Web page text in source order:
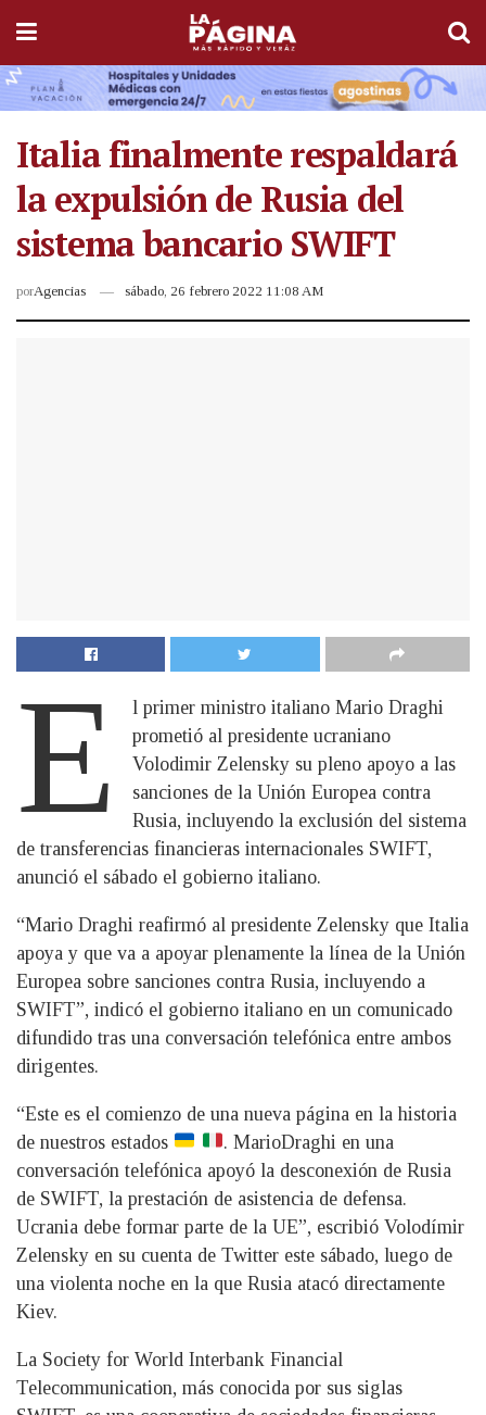
Italia finalmente respaldará
la expulsión de Rusia del
sistema bancario SWIFT
porAgencias sábado, 26 febrero 2022 11:08 AM
E
l primer ministro italiano Mario Draghi
prometió al presidente ucraniano
Volodimir Zelensky su pleno apoyo a las
sanciones de la Unión Europea contra
Rusia, incluyendo la exclusión del sistema
de transferencias financieras internacionales SWIFT,
anunció el sábado el gobierno italiano.
“Mario Draghi reafirmó al presidente Zelensky que Italia
apoya y que va a apoyar plenamente la línea de la Unión
Europea sobre sanciones contra Rusia, incluyendo a
SWIFT”, indicó el gobierno italiano en un comunicado
difundido tras una conversación telefónica entre ambos
dirigentes.
“Este es el comienzo de una nueva página en la historia
de nuestros estados
. MarioDraghi en una
conversación telefónica apoyó la desconexión de Rusia
de SWIFT, la prestación de asistencia de defensa.
Ucrania debe formar parte de la UE”, escribió Volodímir
Zelensky en su cuenta de Twitter este sábado, luego de
una violenta noche en la que Rusia atacó directamente
Kiev.
La Society for World Interbank Financial
Telecommunication, más conocida por sus siglas